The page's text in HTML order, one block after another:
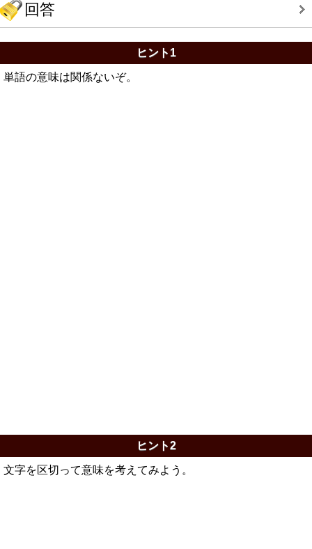
回答
ヒント1
単語の意味は関係ないぞ。
ヒント2
文字を区切って意味を考えてみよう。